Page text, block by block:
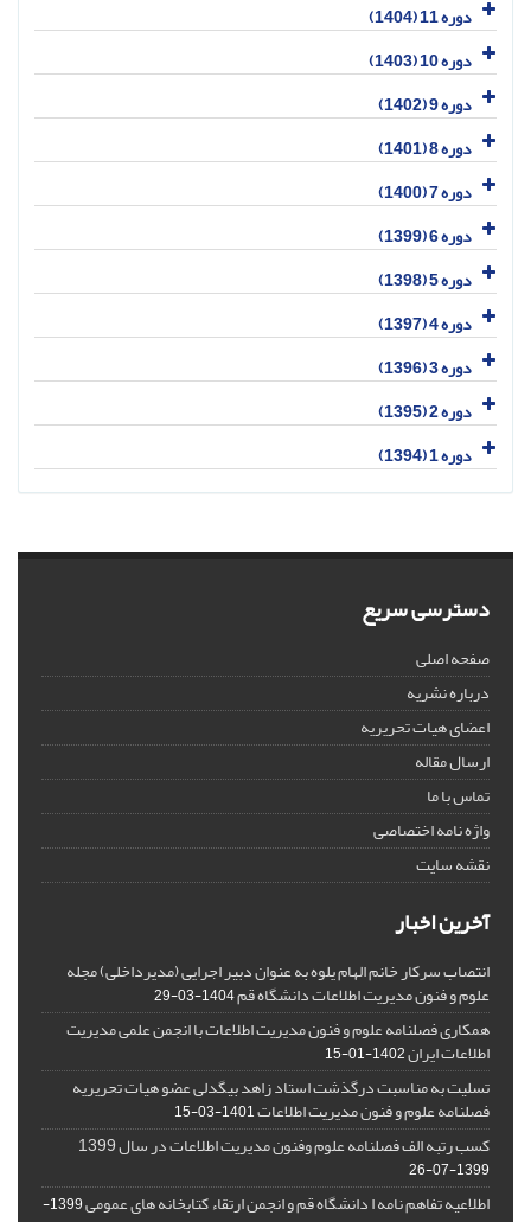
دوره 11 (1404)
دوره 10 (1403)
دوره 9 (1402)
دوره 8 (1401)
دوره 7 (1400)
دوره 6 (1399)
دوره 5 (1398)
دوره 4 (1397)
دوره 3 (1396)
دوره 2 (1395)
دوره 1 (1394)
دسترسی سریع
صفحه اصلی
درباره نشریه
اعضای هیات تحریریه
ارسال مقاله
تماس با ما
واژه نامه اختصاصی
نقشه سایت
آخرین اخبار
انتصاب سرکار خانم الهام یلوه به عنوان دبیر اجرایی (مدیرداخلی) مجله
علوم و فنون مدیریت اطلاعات دانشگاه قم1404-03-29
همکاری فصلنامه علوم و فنون مدیریت اطلاعات با انجمن علمی مدیریت
اطلاعات ایران1402-01-15
تسلیت به مناسبت درگذشت استاد زاهد بیگدلی عضو هیات تحریریه
فصلنامه علوم و فنون مدیریت اطلاعات1401-03-15
کسب رتبه الف فصلنامه علوم وفنون مدیریت اطلاعات در سال 1399
1399-07-26
اطلاعیه تفاهم نامه ا دانشگاه قم و انجمن ارتقاء کتابخانه های عمومی
1399-